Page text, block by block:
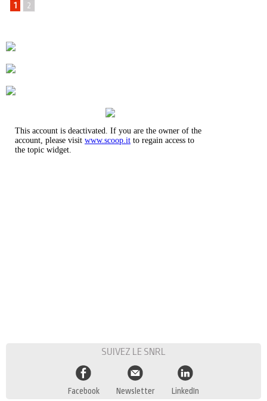
1 2
SUIVEZ LE SNRL
Facebook Newsletter LinkedIn